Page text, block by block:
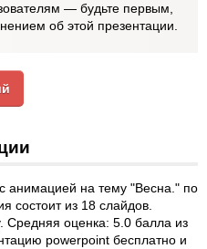
— будьте первым,
об этой презентации.
анимацией на тему "Весна." по
состоит из 18 слайдов.
Средняя оценка: 5.0 балла из
powerpoint бесплатно и